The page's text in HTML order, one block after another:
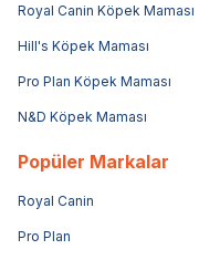
Royal Canin Köpek Maması
Hill's Köpek Maması
Pro Plan Köpek Maması
N&D Köpek Maması
Popüler Markalar
Royal Canin
Pro Plan